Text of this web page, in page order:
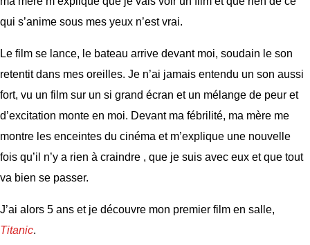
qui s’anime sous mes yeux n’est vrai.
Le film se lance, le bateau arrive devant moi, soudain le son
retentit dans mes oreilles. Je n’ai jamais entendu un son aussi
fort, vu un film sur un si grand écran et un mélange de peur et
d’excitation monte en moi. Devant ma fébrilité, ma mère me
montre les enceintes du cinéma et m’explique une nouvelle
fois qu’il n’y a rien à craindre , que je suis avec eux et que tout
va bien se passer.
J’ai alors 5 ans et je découvre mon premier film en salle,
Titanic.